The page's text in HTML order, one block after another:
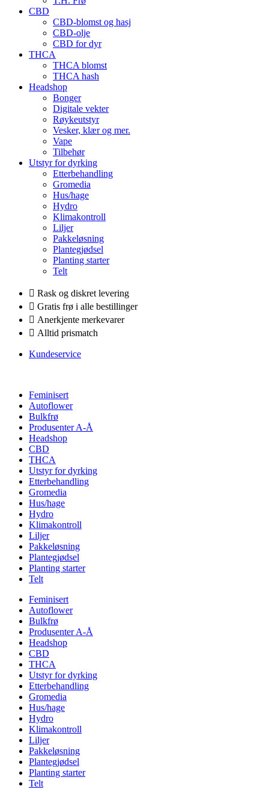
CBD
CBD-blomst og hasj
CBD-olje
CBD for dyr
THCA
THCA blomst
THCA hash
Headshop
Bonger
Digitale vekter
Røykeutstyr
Vesker, klær og mer.
Vape
Tilbehør
Utstyr for dyrking
Etterbehandling
Gromedia
Hus/hage
Hydro
Klimakontroll
Liljer
Pakkeløsning
Plantegjødsel
Planting starter
Telt
Rask og diskret levering
Gratis frø i alle bestillinger
Anerkjente merkevarer
Alltid prismatch
Kundeservice
Feminisert
Autoflower
Bulkfrø
Produsenter A-Å
Headshop
CBD
THCA
Utstyr for dyrking
Etterbehandling
Gromedia
Hus/hage
Hydro
Klimakontroll
Liljer
Pakkeløsning
Plantegjødsel
Planting starter
Telt
Feminisert
Autoflower
Bulkfrø
Produsenter A-Å
Headshop
CBD
THCA
Utstyr for dyrking
Etterbehandling
Gromedia
Hus/hage
Hydro
Klimakontroll
Liljer
Pakkeløsning
Plantegjødsel
Planting starter
Telt